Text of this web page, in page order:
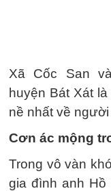
Xã Cốc San
huyện Bát Xát
nề nhất về
Cơn ác mộng
Trong vô vàn
gia đình anh